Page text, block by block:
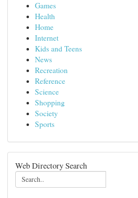
Games
Health
Home
Internet
Kids and Teens
News
Recreation
Reference
Science
Shopping
Society
Sports
Web Directory Search